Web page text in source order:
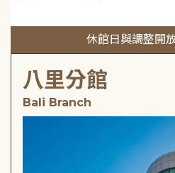
休館日與調整開
八里分館
Bali Branch